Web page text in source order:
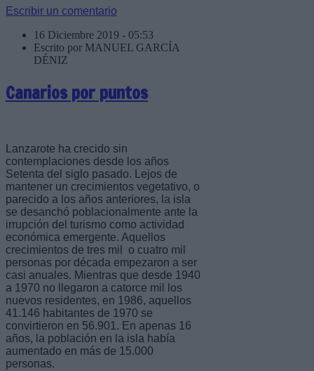
Escribir un comentario
16 Diciembre 2019 - 05:53
Escrito por MANUEL GARCÍA
DÉNIZ
Canarios por puntos
Lanzarote ha crecido sin
contemplaciones desde los años
Setenta del siglo pasado. Lejos de
mantener un crecimientos vegetativo, o
parecido a los años anteriores, la isla
se desanchó poblacionalmente ante la
irrupción del turismo como actividad
económica emergente. Aquellos
crecimientos de tres mil o cuatro mil
personas por década empezaron a ser
casi anuales. Mientras que desde 1940
a 1970 no llegaron a catorce mil los
nuevos residentes, en 1986, aquellos
41.146 habitantes de 1970 se
convirtieron en 56.901. En apenas 16
años, la población en la isla había
aumentado en más de 15.000
personas.